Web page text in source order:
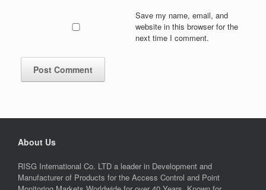
Save my name, email, and
website in this browser for the
next time I comment.
About Us
RISG International Co. LTD a leader in Development and
Manufacturer of Products for the Access Control and Point